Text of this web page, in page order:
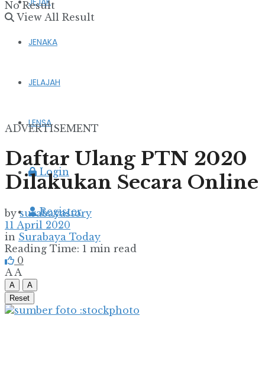
JENAKA
JELAJAH
LENSA
Login
Register
No Result
View All Result
ADVERTISEMENT
Daftar Ulang PTN 2020
Dilakukan Secara Online
by surabayastory
11 April 2020
in Surabaya Today
Reading Time: 1 min read
0
A A
A
A
Reset